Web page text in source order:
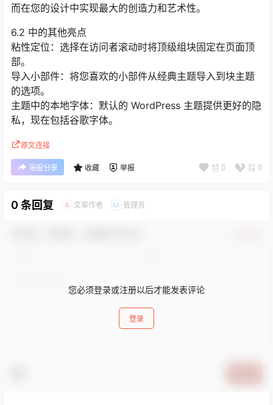
而在您的设计中实现最大的创造力和艺术性。
6.2 中的其他亮点
粘性定位：选择在访问者滚动时将顶级组块固定在页面顶
部。
导入小部件：将您喜欢的小部件从经典主题导入到块主题
的选项。
主题中的本地字体：默认的 WordPress 主题提供更好的隐
私，现在包括谷歌字体。
原文连接
海报分享 收藏 举报 赞 0 踩 0
0 条回复 A 文章作者 M 管理员
您必须登录或注册以后才能发表评论
登录